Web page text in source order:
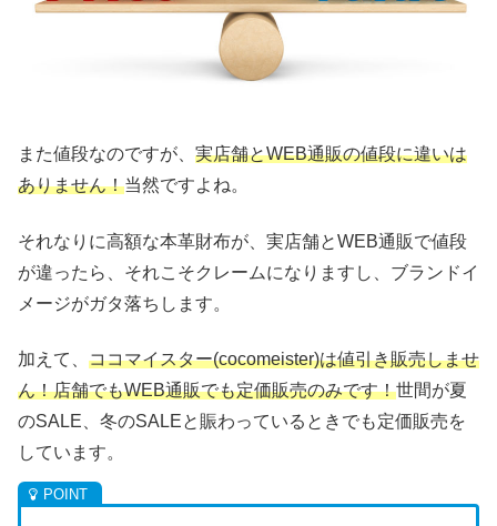
また値段なのですが、 実店舗とWEB通販の値段に違いは
ありません！当然ですよね。
それなりに高額な本革財布が、実店舗とWEB通販で値段
が違ったら、それこそクレームになりますし、ブランドイ
メージがガタ落ちします。
加えて、 ココマイスター(cocomeister)は値引き販売しませ
ん！店舗でもWEB通販でも定価販売のみです！世間が夏
のSALE、冬のSALEと賑わっているときでも定価販売を
しています。